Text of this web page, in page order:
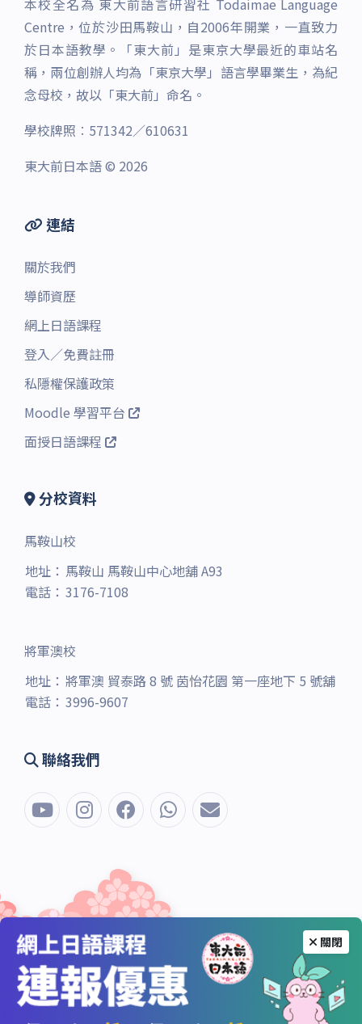
關閉
本校全名為 東大前語言研習社 Todaimae Language
Centre，位於沙田馬鞍山，自2006年開業，一直致力
於日本語教學。「東大前」是東京大學最近的車站名
稱，兩位創辦人均為「東京大學」語言學畢業生，為紀
念母校，故以「東大前」命名。
學校牌照︰571342／610631
東大前日本語 © 2026
連結
關於我們
導師資歷
網上日語課程
登入／免費註冊
私隱權保護政策
Moodle 學習平台
面授日語課程
分校資料
馬鞍山校
地址： 馬鞍山 馬鞍山中心地舖 A93
電話： 3176-7108
將軍澳校
地址： 將軍澳 貿泰路 8 號 茵怡花園 第一座地下 5 號舖
電話： 3996-9607
聯絡我們